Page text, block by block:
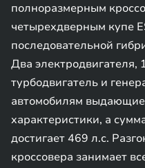
полноразмерным
четырехдверным купе
последовательной
Два электродвигателя,
турбодвигатель и
автомобилям
характеристики, а
достигает 469 л.с.
кроссовера занимает